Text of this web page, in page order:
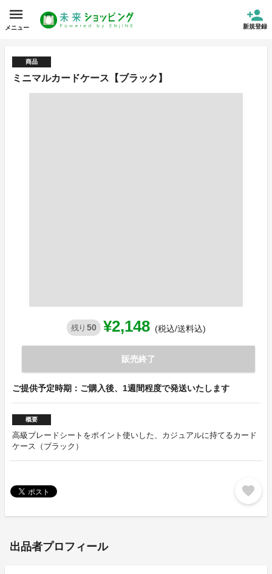
メニュー 新規登録
商品
ミニマルカードケース【ブラック】
残り 50 ¥2,148 (税込/送料込)
販売終了
ご提供予定時期：ご購入後、1週間程度で発送いたします
概要
高級ブレードシートをポイント使いした、カジュアルに持てるカード
ケース（ブラック）
favorite
出品者プロフィール